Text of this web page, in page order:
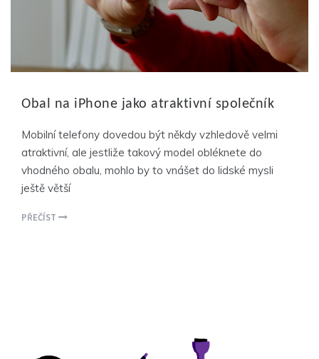
Obal na iPhone jako atraktivní společník
Mobilní telefony dovedou být někdy vzhledově velmi
atraktivní, ale jestliže takový model obléknete do
vhodného obalu, mohlo by to vnášet do lidské mysli
ještě větší
PŘEČÍST